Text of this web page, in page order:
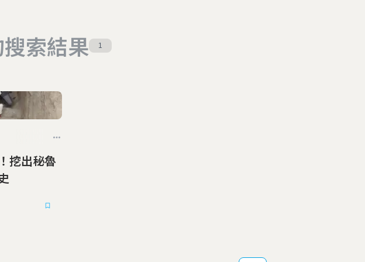
索結果 1
挖出秘魯